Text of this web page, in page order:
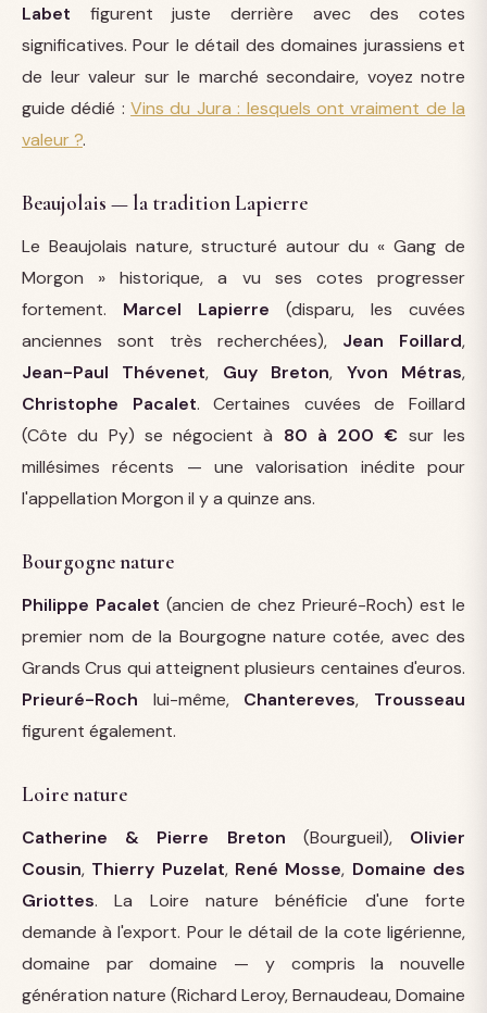
Labet figurent juste derrière avec des cotes
significatives. Pour le détail des domaines jurassiens et
de leur valeur sur le marché secondaire, voyez notre
guide dédié :Vins du Jura : lesquels ont vraiment de la
valeur ?.
Beaujolais — la tradition Lapierre
Le Beaujolais nature, structuré autour du « Gang de
Morgon » historique, a vu ses cotes progresser
fortement. Marcel Lapierre (disparu, les cuvées
anciennes sont très recherchées), Jean Foillard,
Jean-Paul Thévenet, Guy Breton, Yvon Métras,
Christophe Pacalet. Certaines cuvées de Foillard
(Côte du Py) se négocient à 80 à 200 € sur les
millésimes récents — une valorisation inédite pour
l'appellation Morgon il y a quinze ans.
Bourgogne nature
Philippe Pacalet (ancien de chez Prieuré-Roch) est le
premier nom de la Bourgogne nature cotée, avec des
Grands Crus qui atteignent plusieurs centaines d'euros.
Prieuré-Roch lui-même, Chantereves, Trousseau
figurent également.
Loire nature
Catherine & Pierre Breton (Bourgueil), Olivier
Cousin, Thierry Puzelat, René Mosse, Domaine des
Griottes. La Loire nature bénéficie d'une forte
demande à l'export. Pour le détail de la cote ligérienne,
domaine par domaine — y compris la nouvelle
génération nature (Richard Leroy, Bernaudeau, Domaine